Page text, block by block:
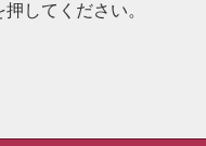
してください。